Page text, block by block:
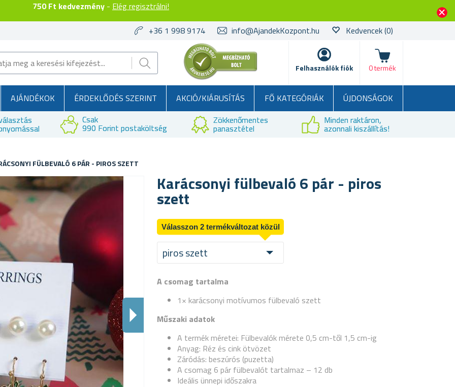
750 Ft kedvezmény - Elég regisztrálni!
+36 1 998 9174
info@AjandekKozpont.hu Kedvencek(0)
Felhasználók fiók
kosár
0 termék
AJÁNDÉKOK ÉRDEKLŐDÉS SZERINT AKCIÓ/KIÁRUSÍTÁS FŐ KATEGÓRIÁK
ÚJDONSÁGOK
Csak
990 Forint postaköltség
Zökkenőmentes
panasztétel
Minden raktáron,
azonnali kiszállítás!
FÜLBEVALÓ 6 PÁR - PIROS SZETT
Karácsonyi fülbevaló 6 pár - piros
szett
Válasszon 2 termékváltozat közül
piros szett
A csomag tartalma
1× karácsonyi motívumos fülbevaló szett
Műszaki adatok
A termék méretei: Fülbevalók mérete 0,5 cm-től 1,5 cm-ig
Anyag: Réz és cink ötvözet
Záródás: beszúrós (puzetta)
A csomag 6 pár fülbevalót tartalmaz – 12 db
Ideális ünnepi időszakra